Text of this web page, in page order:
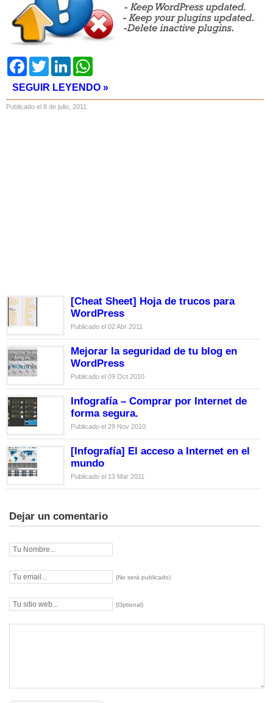
FacebookTwitter LinkedIn
SEGUIR LEYENDO »
Publicado el 8 de julio, 2011
[Cheat Sheet] Hoja de trucos para
WordPress
Publicado el 02 Abr 2011
Mejorar la seguridad de tu blog en
WordPress
Publicado el 09 Oct 2010
Infografía – Comprar por Internet de
forma segura.
Publicado el 29 Nov 2010
[Infografía] El acceso a Internet en el
mundo
Publicado el 13 Mar 2011
Dejar un comentario
(No será publicado)
(Optional)